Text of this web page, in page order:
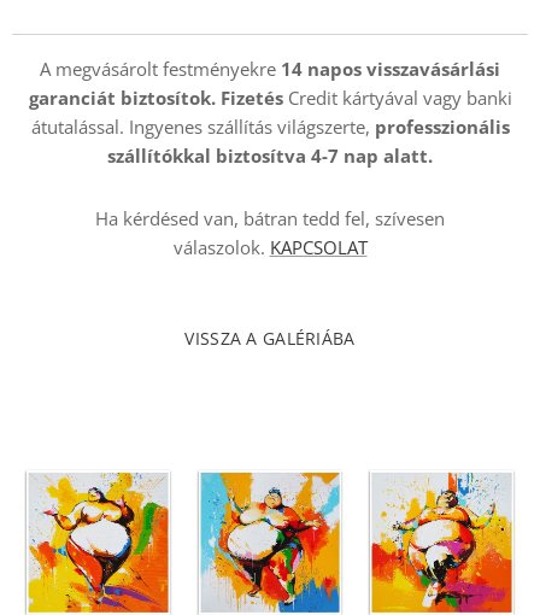
A megvásárolt festményekre 14 napos visszavásárlási
garanciát biztosítok. Fizetés Credit kártyával vagy banki
átutalással. Ingyenes szállítás világszerte, professzionális
szállítókkal biztosítva 4-7 nap alatt.
Ha kérdésed van, bátran tedd fel, szívesen
válaszolok. KAPCSOLAT
VISSZA A GALÉRIÁBA